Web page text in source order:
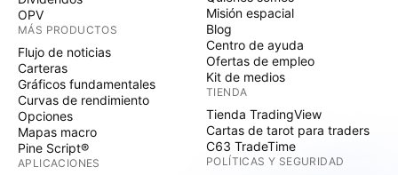
OPV
MÁS PRODUCTOS
Flujo de noticias
Carteras
Gráficos fundamentales
Curvas de rendimiento
Opciones
Mapas macro
Pine Script®
APLICACIONES
Misión espacial
Blog
Centro de ayuda
Ofertas de empleo
Kit de medios
TIENDA
Tienda TradingView
Cartas de tarot para traders
C63 TradeTime
POLÍTICAS Y SEGURIDAD